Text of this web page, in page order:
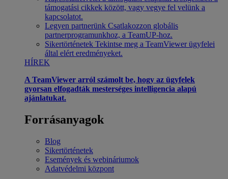
támogatási cikkek között, vagy vegye fel velünk a
kapcsolatot.
Legyen partnerünk Csatlakozzon globális
partnerprogramunkhoz, a TeamUP-hoz.
Sikertörténetek Tekintse meg a TeamViewer ügyfelei
által elért eredményeket.
HÍREK
A TeamViewer arról számolt be, hogy az ügyfelek
gyorsan elfogadták mesterséges intelligencia alapú
ajánlatukat.
Forrásanyagok
Blog
Sikertörténetek
Események és webináriumok
Adatvédelmi központ